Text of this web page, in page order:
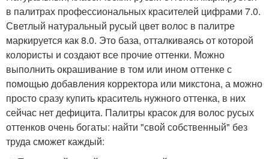
в палитрах профессиональных красителей цифрами 7.0.
Светлый натуральный русый цвет волос в палитре
маркируется как 8.0. Это база, отталкиваясь от которой
колористы и создают все прочие оттенки. Можно
выполнить окрашивание в том или ином оттенке с
помощью добавления корректора или микстона, а можно
просто сразу купить краситель нужного оттенка, в них
сейчас нет дефицита. Палитры красок для волос русых
оттенков очень богаты: найти "свой собственный" без
труда сможет каждый: